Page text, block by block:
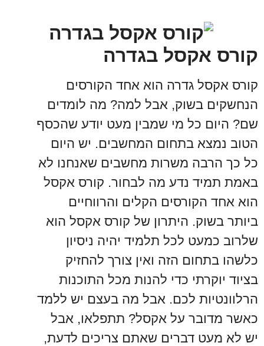
קורס אקסל בגדרה
קורס אקסל גדרה הוא אחד הקורסים
הנחשקים בשוק, אבל למה? מה לומדים
שם? היום כל מי שמבין מעט יודע שהכסף
הטוב נמצא בתחום המחשבים. יש היום
כל כך הרבה משרות מחשבים שאנחנו לא
באמת תמיד נדע מה לבחור. קורס אקסל
הוא אחד הקורסים הקלים והרווחיים
ביותר בשוק. היתרון של קורס אקסל הוא
שלרוב כמעט לכל תלמיד יהיה ניסיון
כלשהו בתחום הזה ואין צורך להחזיק
בציוד יוקרתי כדי להנות מכל התוכנות
הרלוונטיות לכם. אבל מה בעצם יש ללמד
כאשר מדובר על אקסל? תתפלאו, אבל
יש לא מעט דברים שאתם צריכים לדעת,